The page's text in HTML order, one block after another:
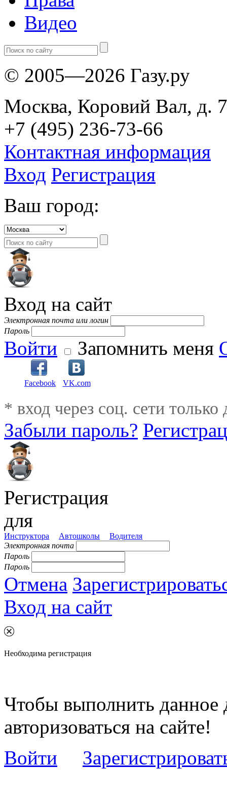
Видео
© 2005—2026 Газу.ру
Москва, Коровий Вал, д.
+7 (495) 236-73-66
Контактная информация
Вход Регистрация
Ваш город:
Вход на сайт
Электронная почта или логин
Пароль
Войти Запомнить меня
Facebook VK.com
* вход через соц. сети
Забыли пароль?
Регистрация
для
Инструктора Автошколы
Водителя
Электронная почта
Пароль
Пароль
Отмена
Вход на сайт
Необходима регистрация
Чтобы выполнить данное
авторизоваться на сайте!
Войти